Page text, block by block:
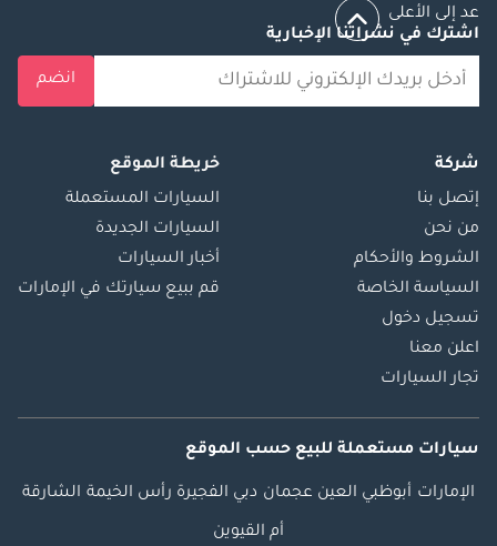
عد إلى الأعلى
اشترك في نشراتنا الإخبارية
انضم
شركة
إتصل بنا
من نحن
الشروط والأحكام
السياسة الخاصة
تسجيل دخول
اعلن معنا
تجار السيارات
خريطة الموقع
السيارات المستعملة
السيارات الجديدة
أخبار السيارات
قم ببيع سيارتك في الإمارات
سيارات مستعملة للبيع حسب الموقع
الإمارات أبوظبي العين عجمان دبي الفجيرة رأس الخيمة الشارقة
أم القيوين